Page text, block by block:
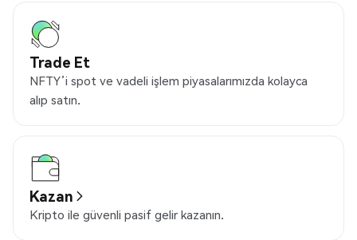
Trade Et
NFTY’i spot ve vadeli işlem piyasalarımızda kolayca
alıp satın.
Kazan
Kripto ile güvenli pasif gelir kazanın.